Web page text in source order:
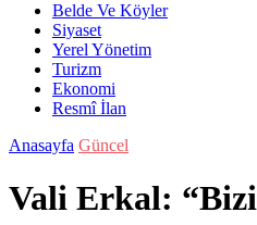
Belde Ve Köyler
Siyaset
Yerel Yönetim
Turizm
Ekonomi
Resmî İlan
Anasayfa Güncel
Vali Erkal: